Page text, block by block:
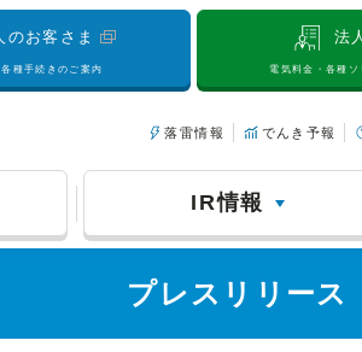
のお客さま
種手続きのご案内
法
電気料金・各種
落雷情報 でんき予報
IR情報
プレスリリース